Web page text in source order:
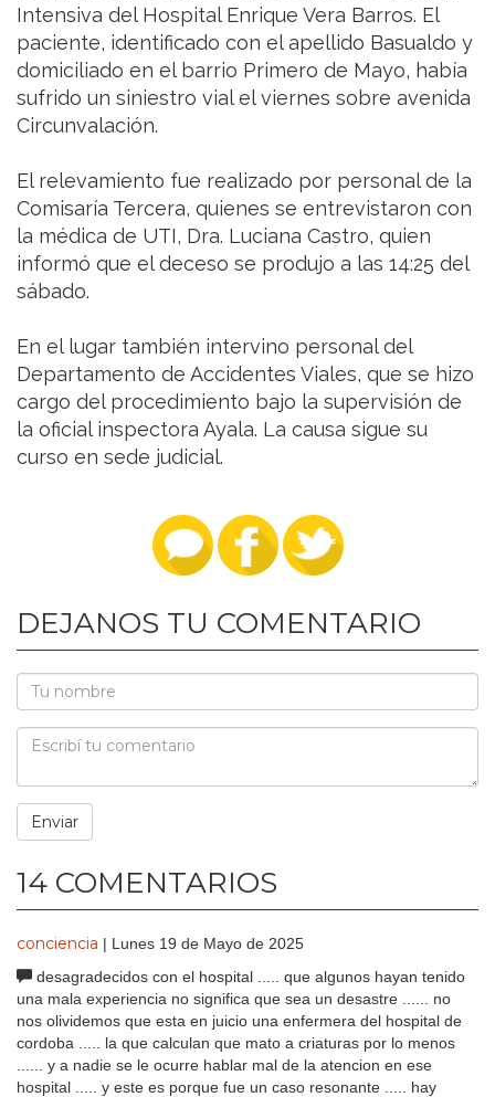
Intensiva del Hospital Enrique Vera Barros. El
paciente, identificado con el apellido Basualdo y
domiciliado en el barrio Primero de Mayo, había
sufrido un siniestro vial el viernes sobre avenida
Circunvalación.
El relevamiento fue realizado por personal de la
Comisaría Tercera, quienes se entrevistaron con
la médica de UTI, Dra. Luciana Castro, quien
informó que el deceso se produjo a las 14:25 del
sábado.
En el lugar también intervino personal del
Departamento de Accidentes Viales, que se hizo
cargo del procedimiento bajo la supervisión de
la oficial inspectora Ayala. La causa sigue su
curso en sede judicial.
DEJANOS TU COMENTARIO
14 COMENTARIOS
conciencia | Lunes 19 de Mayo de 2025
desagradecidos con el hospital ..... que algunos hayan tenido
una mala experiencia no significa que sea un desastre ...... no
nos olividemos que esta en juicio una enfermera del hospital de
cordoba ..... la que calculan que mato a criaturas por lo menos
...... y a nadie se le ocurre hablar mal de la atencion en ese
hospital ..... y este es porque fue un caso resonante ..... hay